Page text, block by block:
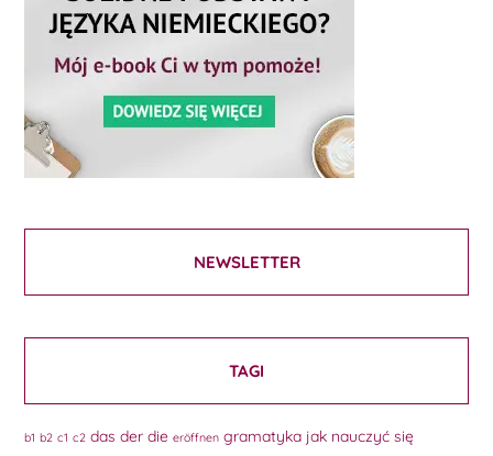
NEWSLETTER
TAGI
b1 b2 c1 c2 das der die eröffnen gramatyka jak nauczyć się